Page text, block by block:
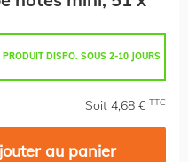
PRODUIT DISPO. SOUS 2-10 JOURS
Soit 4,68 € TTC
au panier